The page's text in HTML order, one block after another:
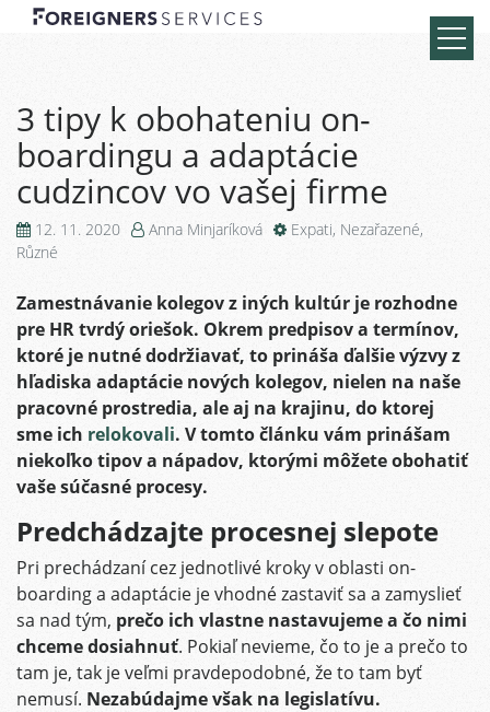
3 tipy k obohateniu on-
boardingu a adaptácie
cudzincov vo vašej firme
12. 11. 2020 Anna Minjaríková Expati, Nezařazené,
Různé
Zamestnávanie kolegov z iných kultúr je rozhodne
pre HR tvrdý oriešok. Okrem predpisov a termínov,
ktoré je nutné dodržiavať, to prináša ďalšie výzvy z
hľadiska adaptácie nových kolegov, nielen na naše
pracovné prostredia, ale aj na krajinu, do ktorej
sme ich relokovali. V tomto článku vám prinášam
niekoľko tipov a nápadov, ktorými môžete obohatiť
vaše súčasné procesy.
Predchádzajte procesnej slepote
Pri prechádzaní cez jednotlivé kroky v oblasti on-
boarding a adaptácie je vhodné zastaviť sa a zamyslieť
sa nad tým, prečo ich vlastne nastavujeme a čo nimi
chceme dosiahnuť. Pokiaľ nevieme, čo to je a prečo to
tam je, tak je veľmi pravdepodobné, že to tam byť
nemusí. Nezabúdajme však na legislatívu.